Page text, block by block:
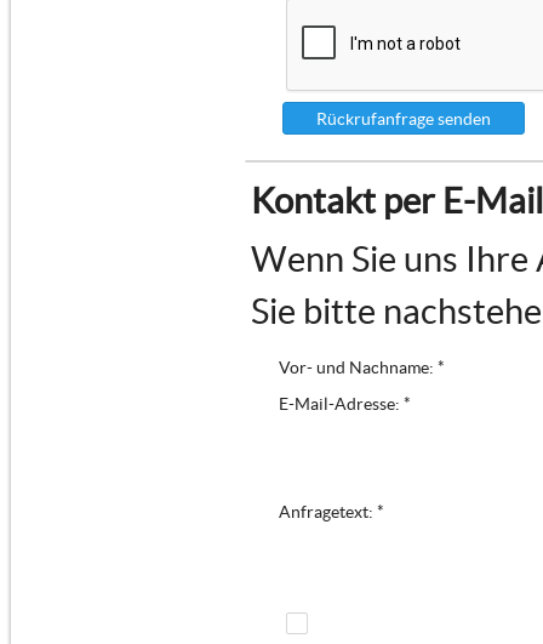
Rückrufanfrage senden
Kontakt per E-Mail
Wenn Sie uns
Sie bitte
Vor- und Nachname: *
E-Mail-Adresse: *
Anfragetext: *